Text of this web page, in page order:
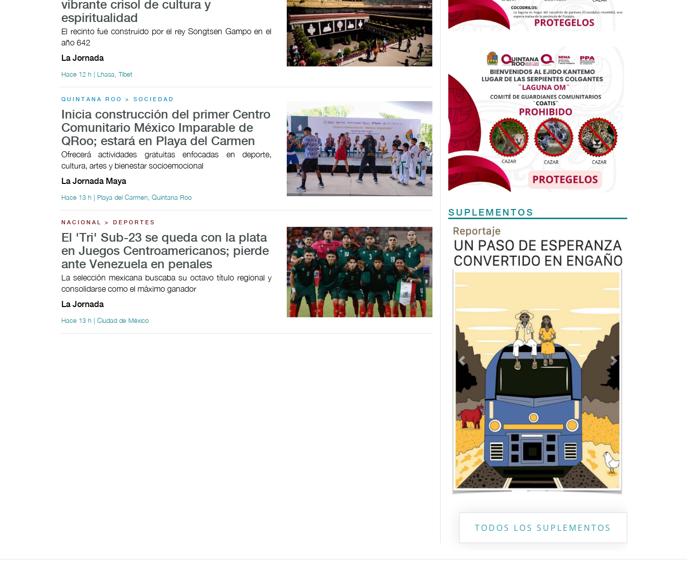
vibrante crisol de cultura y
espiritualidad
El recinto fue construido por el rey Songtsen Gampo en el
año 642
La Jornada
Hace 12 h | Lhasa, Tíbet
QUINTANA ROO > SOCIEDAD
Inicia construcción del primer Centro
Comunitario México Imparable de
QRoo; estará en Playa del Carmen
Ofrecerá actividades gratuitas enfocadas en deporte,
cultura, artes y bienestar socioemocional
La Jornada Maya
Hace 13 h | Playa del Carmen, Quintana Roo
NACIONAL > DEPORTES
El 'Tri' Sub-23 se queda con la plata
en Juegos Centroamericanos; pierde
ante Venezuela en penales
La selección mexicana buscaba su octavo título regional y
consolidarse como el máximo ganador
La Jornada
Hace 13 h | Ciudad de México
SUPLEMENTOS
Previous
TODOS LOS SUPLEMENTOS